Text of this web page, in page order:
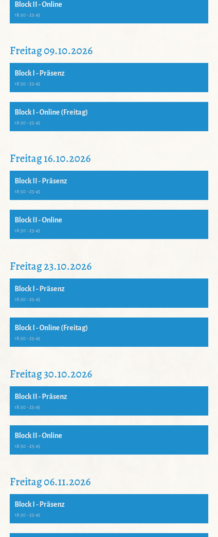
Block II - Online
18:30 - 23:45
Freitag 09.10.2026
Block I - Präsenz
18:30 - 23:45
Block I - Online (Freitag)
18:30 - 23:45
Freitag 16.10.2026
Block II - Präsenz
18:30 - 23:45
Block II - Online
18:30 - 23:45
Freitag 23.10.2026
Block I - Präsenz
18:30 - 23:45
Block I - Online (Freitag)
18:30 - 23:45
Freitag 30.10.2026
Block II - Präsenz
18:30 - 23:45
Block II - Online
18:30 - 23:45
Freitag 06.11.2026
Block I - Präsenz
18:30 - 23:45